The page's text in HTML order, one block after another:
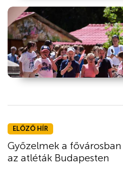
ELŐZŐ HÍR
Győzelmek a
az atléták Budapesten